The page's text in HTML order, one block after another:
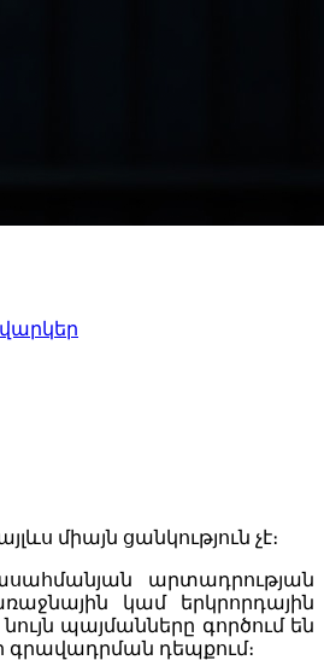
միայն ցանկություն չէ։
արտադրության
կամ երկրորդային
պայմանները գործում են
դեպքում։